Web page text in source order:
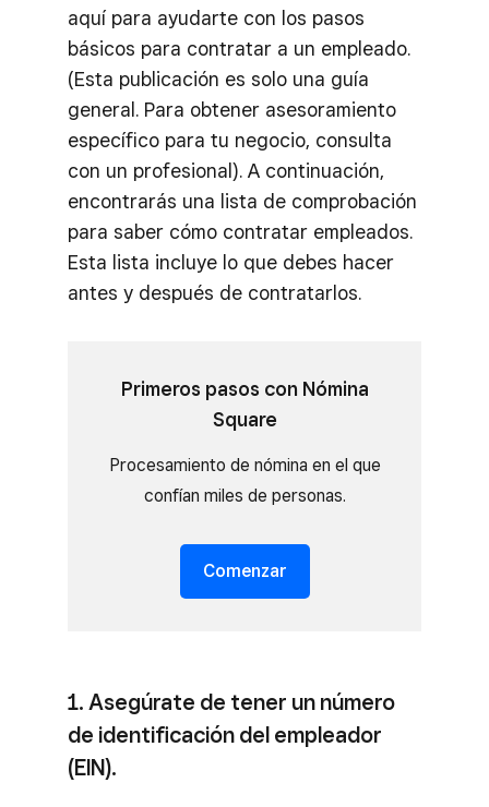
aquí para ayudarte con los pasos
básicos para contratar a un empleado.
(Esta publicación es solo una guía
general. Para obtener asesoramiento
específico para tu negocio, consulta
con un profesional). A continuación,
encontrarás una lista de comprobación
para saber cómo contratar empleados.
Esta lista incluye lo que debes hacer
antes y después de contratarlos.
Primeros pasos con Nómina
Square
Procesamiento de nómina en el que
confían miles de personas.
Comenzar
1. Asegúrate de tener un número
de identificación del empleador
(EIN).